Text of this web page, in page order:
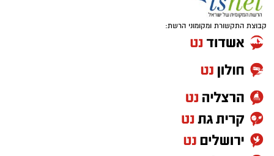
קבוצת התקשורת ומקומוני הרשת: